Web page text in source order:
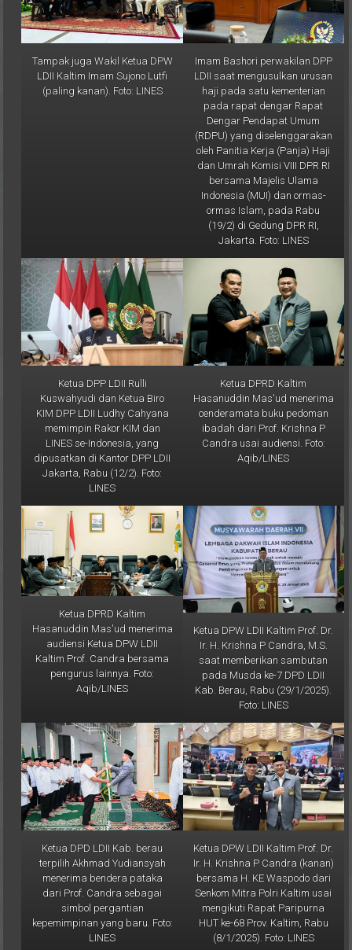
Tampak juga Wakil Ketua DPW
LDII Kaltim Imam Sujono Lutfi
(paling kanan). Foto: LINES
Imam Bashori perwakilan DPP
LDII saat mengusulkan urusan
haji pada satu kementerian
pada rapat dengar Rapat
Dengar Pendapat Umum
(RDPU) yang diselenggarakan
oleh Panitia Kerja (Panja) Haji
dan Umrah Komisi VIII DPR RI
bersama Majelis Ulama
Indonesia (MUI) dan ormas-
ormas Islam, pada Rabu
(19/2) di Gedung DPR RI,
Jakarta. Foto: LINES
Ketua DPP LDII Rulli
Kuswahyudi dan Ketua Biro
KIM DPP LDII Ludhy Cahyana
memimpin Rakor KIM dan
LINES se-Indonesia, yang
dipusatkan di Kantor DPP LDII
Jakarta, Rabu (12/2). Foto:
LINES
Ketua DPRD Kaltim
Hasanuddin Mas'ud menerima
cenderamata buku pedoman
ibadah dari Prof. Krishna P
Candra usai audiensi. Foto:
Aqib/LINES
Ketua DPRD Kaltim
Hasanuddin Mas'ud menerima
audiensi Ketua DPW LDII
Kaltim Prof. Candra bersama
pengurus lainnya. Foto:
Aqib/LINES
Ketua DPW LDII Kaltim Prof. Dr.
Ir. H. Krishna P Candra, M.S.
saat memberikan sambutan
pada Musda ke-7 DPD LDII
Kab. Berau, Rabu (29/1/2025).
Foto: LINES
Ketua DPD LDII Kab. berau
terpilih Akhmad Yudiansyah
menerima bendera pataka
dari Prof. Candra sebagai
simbol pergantian
kepemimpinan yang baru. Foto:
LINES
Ketua DPW LDII Kaltim Prof. Dr.
Ir. H. Krishna P Candra (kanan)
bersama H. KE Waspodo dari
Senkom Mitra Polri Kaltim usai
mengikuti Rapat Paripurna
HUT ke-68 Prov. Kaltim, Rabu
(8/1/2025). Foto: LINES